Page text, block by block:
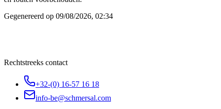
Gegenereerd op 09/08/2026, 02:34
Rechtstreeks contact
+32-(0) 16-57 16 18
info-be@schmersal.com